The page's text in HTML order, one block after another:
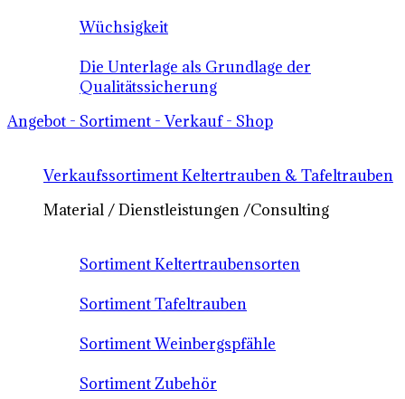
Wüchsigkeit
Die Unterlage als Grundlage der
Qualitätssicherung
Angebot - Sortiment - Verkauf - Shop
Verkaufssortiment Keltertrauben & Tafeltrauben
Material / Dienstleistungen /Consulting
Sortiment Keltertraubensorten
Sortiment Tafeltrauben
Sortiment Weinbergspfähle
Sortiment Zubehör